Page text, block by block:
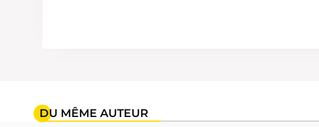
DU MÊME AUTEUR